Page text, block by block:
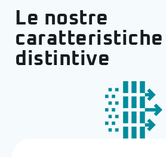
Le nostre
caratteristiche
distintive